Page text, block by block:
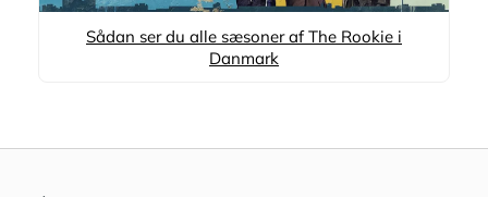
Sådan ser du alle sæsoner af The Rookie i
Danmark